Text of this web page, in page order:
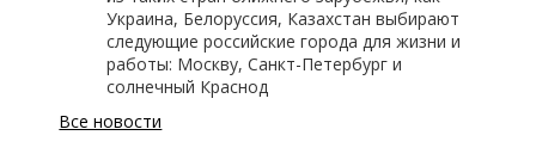
Украина, Белоруссия, Казахстан выбирают
следующие российские города для жизни и
работы: Москву, Санкт-Петербург и
солнечный Краснод
Все новости